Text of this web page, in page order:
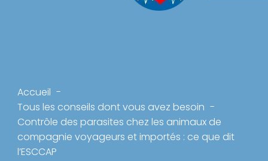
Accueil
Tous les conseils dont vous avez besoin
Contrôle des parasites chez les animaux de
compagnie voyageurs et importés : ce que dit
l’ESCCAP